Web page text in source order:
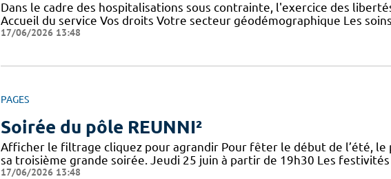
Dans le cadre des hospitalisations sous contrainte, l'exercice des
Accueil du service Vos droits Votre secteur géodémographique Les
17/06/2026 13:48
PAGES
Soirée du pôle REUNNI²
Afficher le filtrage cliquez pour agrandir Pour fêter le début de l’été, le
sa troisième grande soirée. Jeudi 25 juin à partir de 19h30 Les
17/06/2026 13:48